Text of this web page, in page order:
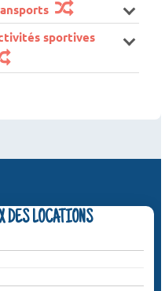
sportives
DES LOCATIONS